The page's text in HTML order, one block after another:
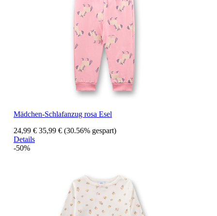
Mädchen-Schlafanzug rosa Esel
24,99 € 35,99 € (30.56% gespart)
Details
-50%